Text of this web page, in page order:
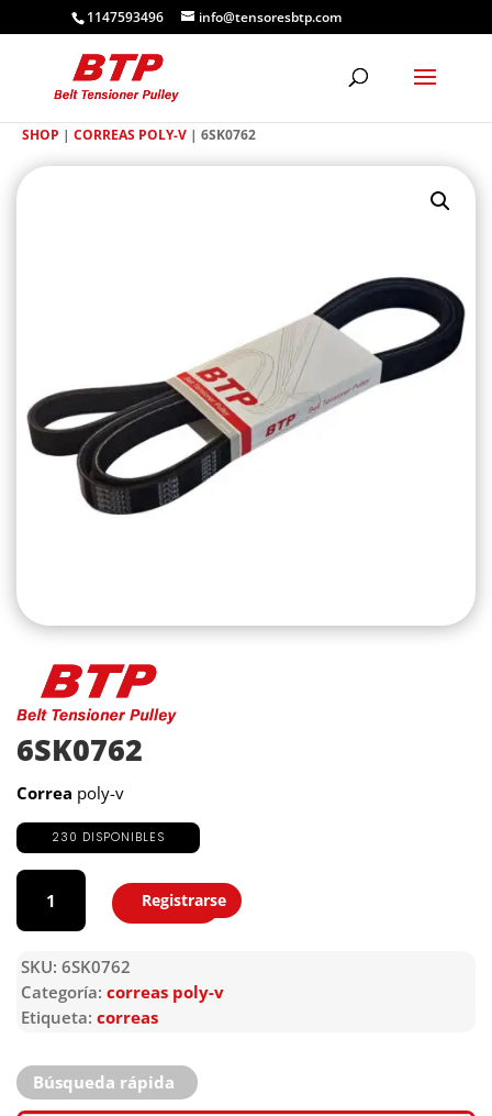
1147593496 info@tensoresbtp.com
SHOP | CORREAS POLY-V | 6SK0762
6SK0762
Correa poly-v
230 DISPONIBLES
6SK0762
cantidad
Agregar
Registrarse
SKU: 6SK0762
Categoría: correas poly-v
Etiqueta: correas
Búsqueda rápida